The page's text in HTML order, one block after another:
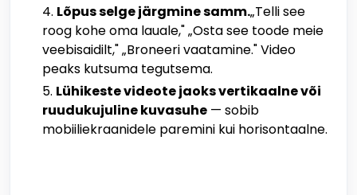
Lõpus selge järgmine samm.„Telli see
roog kohe oma lauale," „Osta see toode meie
veebisaidilt," „Broneeri vaatamine." Video
peaks kutsuma tegutsema.
Lühikeste videote jaoks vertikaalne või
ruudukujuline kuvasuhe — sobib
mobiiliekraanidele paremini kui horisontaalne.